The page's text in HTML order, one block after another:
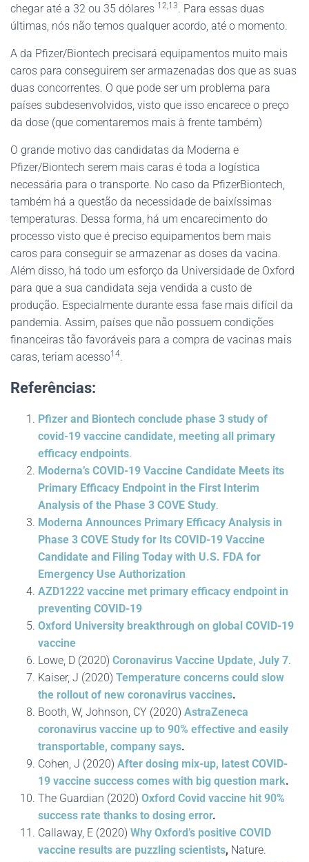
chegar até a 32 ou 35 dólares 12,13. Para essas duas
últimas, nós não temos qualquer acordo, até o momento.
A da Pfizer/Biontech precisará equipamentos muito mais
caros para conseguirem ser armazenadas dos que as suas
duas concorrentes. O que pode ser um problema para
países subdesenvolvidos, visto que isso encarece o preço
da dose (que comentaremos mais à frente também)
O grande motivo das candidatas da Moderna e
Pfizer/Biontech serem mais caras é toda a logística
necessária para o transporte. No caso da PfizerBiontech,
também há a questão da necessidade de baixíssimas
temperaturas. Dessa forma, há um encarecimento do
processo visto que é preciso equipamentos bem mais
caros para conseguir se armazenar as doses da vacina.
Além disso, há todo um esforço da Universidade de Oxford
para que a sua candidata seja vendida a custo de
produção. Especialmente durante essa fase mais difícil da
pandemia. Assim, países que não possuem condições
financeiras tão favoráveis para a compra de vacinas mais
caras, teriam acesso14.
Referências:
Pfizer and Biontech conclude phase 3 study of
covid-19 vaccine candidate, meeting all primary
efficacy endpoints.
Moderna’s COVID-19 Vaccine Candidate Meets its
Primary Efficacy Endpoint in the First Interim
Analysis of the Phase 3 COVE Study.
Moderna Announces Primary Efficacy Analysis in
Phase 3 COVE Study for Its COVID-19 Vaccine
Candidate and Filing Today with U.S. FDA for
Emergency Use Authorization
AZD1222 vaccine met primary efficacy endpoint in
preventing COVID-19
Oxford University breakthrough on global COVID-19
vaccine
Lowe, D (2020) Coronavirus Vaccine Update, July 7.
Kaiser, J (2020) Temperature concerns could slow
the rollout of new coronavirus vaccines.
Booth, W, Johnson, CY (2020) AstraZeneca
coronavirus vaccine up to 90% effective and easily
transportable, company says.
Cohen, J (2020) After dosing mix-up, latest COVID-
19 vaccine success comes with big question mark.
The Guardian (2020) Oxford Covid vaccine hit 90%
success rate thanks to dosing error.
Callaway, E (2020) Why Oxford’s positive COVID
vaccine results are puzzling scientists, Nature.